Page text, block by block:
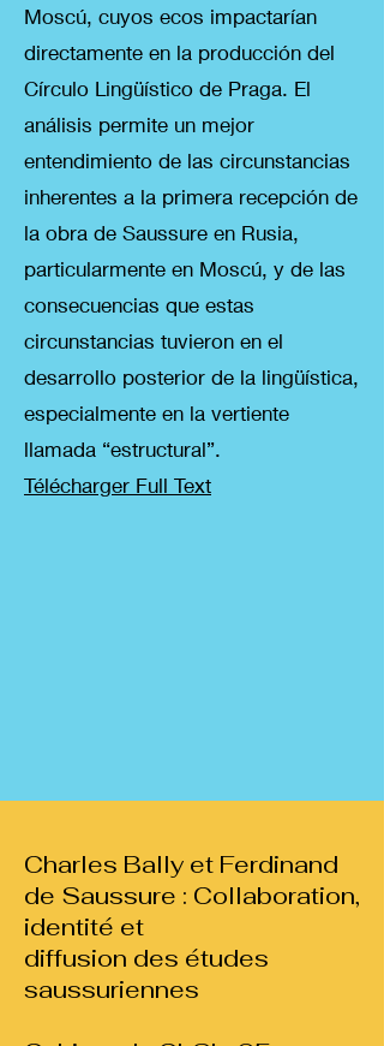
Moscú, cuyos ecos impactarían
directamente en la producción del
Círculo Lingüístico de Praga. El
análisis permite un mejor
entendimiento de las circunstancias
inherentes a la primera recepción de
la obra de Saussure en Rusia,
particularmente en Moscú, y de las
consecuencias que estas
circunstancias tuvieron en el
desarrollo posterior de la lingüística,
especialmente en la vertiente
llamada “estructural”.
Télécharger Full Text
Charles Bally et Ferdinand
de Saussure : Collaboration,
identité et
diffusion des études
saussuriennes